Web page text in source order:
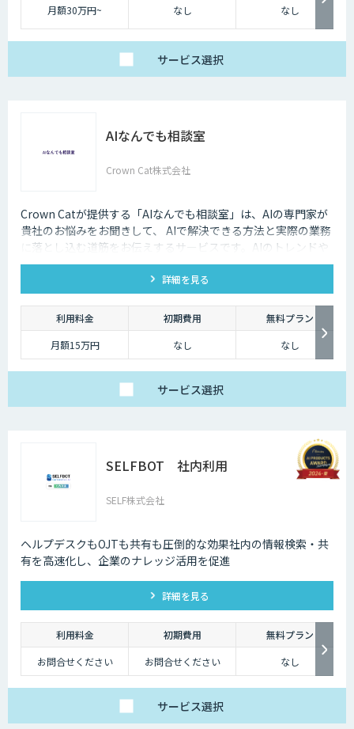
月額30万円~ なし なし
サービス選択
AIなんでも相談室
Crown Cat株式会社
Crown Catが提供する「AIなんでも相談室」は、AIの専門家が
貴社のお悩みをお聞きして、 AIで解決できる方法と実際の業務
に落とし込む道筋をお伝えするサービスです。AIのトレンドや
最新の事例はもちろん、自社にあった活用を安価にクイックに
詳細を見る
利用料金 初期費用
無料プラン
月額15万円
なし なし
サービス選択
SELFBOT 社内利用
SELF株式会社
ヘルプデスクもOJTも共有も圧倒的な効果社内の情報検索・共
有を高速化し、企業のナレッジ活用を促進
詳細を見る
利用料金 初期費用
無料プラン
お問合せください
お問合せください なし
サービス選択